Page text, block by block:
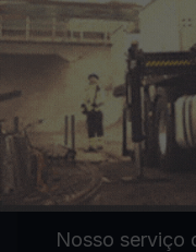
em
Nosso serviço